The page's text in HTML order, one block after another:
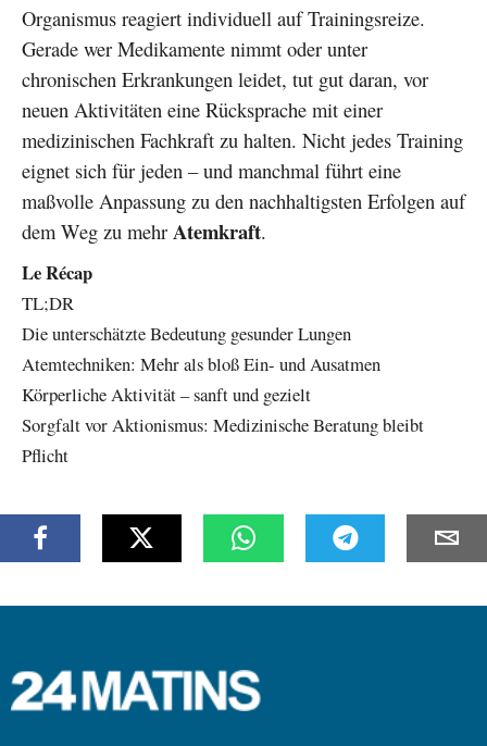
Organismus reagiert individuell auf Trainingsreize.
Gerade wer Medikamente nimmt oder unter
chronischen Erkrankungen leidet, tut gut daran, vor
neuen Aktivitäten eine Rücksprache mit einer
medizinischen Fachkraft zu halten. Nicht jedes Training
eignet sich für jeden – und manchmal führt eine
maßvolle Anpassung zu den nachhaltigsten Erfolgen auf
dem Weg zu mehr Atemkraft.
Le Récap
TL;DR
Die unterschätzte Bedeutung gesunder Lungen
Atemtechniken: Mehr als bloß Ein- und Ausatmen
Körperliche Aktivität – sanft und gezielt
Sorgfalt vor Aktionismus: Medizinische Beratung bleibt
Pflicht